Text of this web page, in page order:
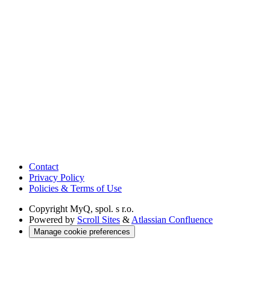
Contact
Privacy Policy
Policies & Terms of Use
Copyright MyQ, spol. s r.o.
Powered by Scroll Sites & Atlassian Confluence
Manage cookie preferences